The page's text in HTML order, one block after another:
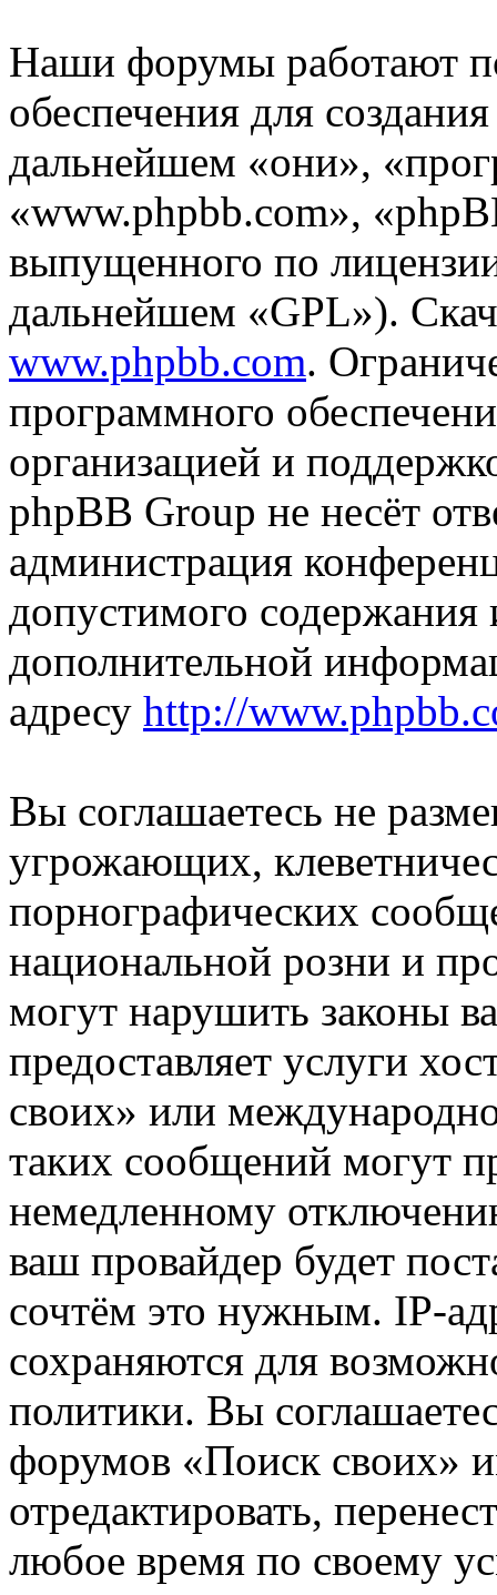
Наши форумы работают
обеспечения для
дальнейшем «они»,
«www.phpbb.com»,
выпущенного по
дальнейшем «GPL»).
www.phpbb.com.
программного
организацией и
phpBB Group не несёт
администрация
допустимого
дополнительной
адресу http://
Вы соглашаетесь не
угрожающих,
порнографических
национальной розни и
могут нарушить законы
предоставляет услуги
своих» или
таких сообщений могут
немедленному
ваш провайдер будет
сочтём это нужным. IP-
сохраняются для
политики. Вы
форумов «Поиск своих»
отредактировать,
любое время по своему